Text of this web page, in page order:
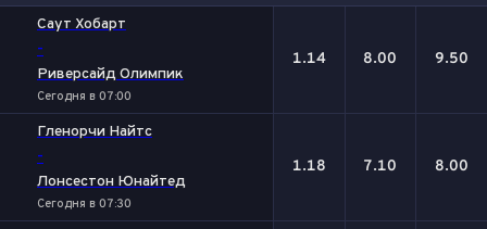
Саут Хобарт
-
Риверсайд Олимпик
Сегодня в 07:00
1.14 8.00 9.50
Гленорчи Найтс
-
Лонсестон Юнайтед
Сегодня в 07:30
1.18 7.10 8.00